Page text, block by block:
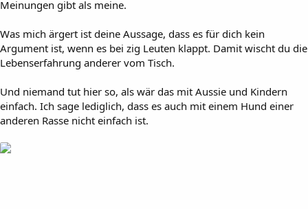
Meinungen gibt als meine.
Was mich ärgert ist deine Aussage, dass es für dich kein
Argument ist, wenn es bei zig Leuten klappt. Damit wischt du die
Lebenserfahrung anderer vom Tisch.
Und niemand tut hier so, als wär das mit Aussie und Kindern
einfach. Ich sage lediglich, dass es auch mit einem Hund einer
anderen Rasse nicht einfach ist.